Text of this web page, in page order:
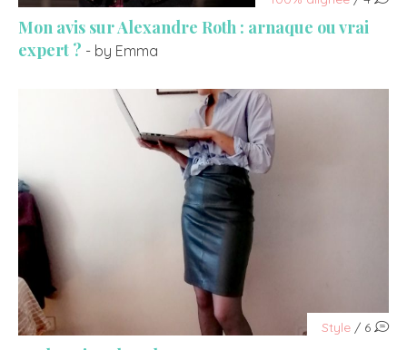
Mon avis sur Alexandre Roth : arnaque ou vrai
expert ? - by Emma
Style / 6